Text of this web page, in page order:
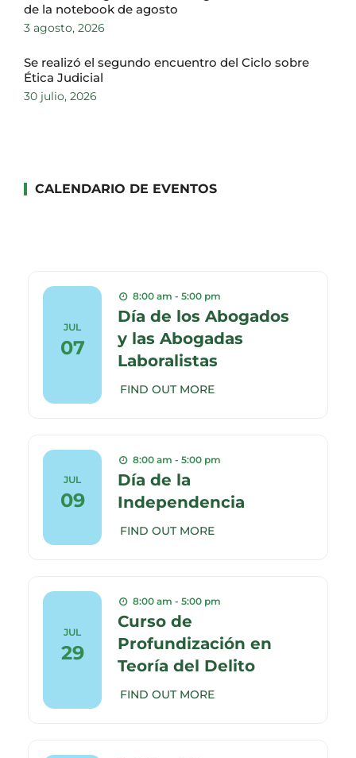
de la notebook de agosto
3 agosto, 2026
Se realizó el segundo encuentro del Ciclo sobre
Ética Judicial
30 julio, 2026
CALENDARIO DE EVENTOS
JUL
07
8:00 am - 5:00 pm
Día de los Abogados
y las Abogadas
Laboralistas
FIND OUT MORE
JUL
09
8:00 am - 5:00 pm
Día de la
Independencia
FIND OUT MORE
JUL
29
8:00 am - 5:00 pm
Curso de
Profundización en
Teoría del Delito
FIND OUT MORE